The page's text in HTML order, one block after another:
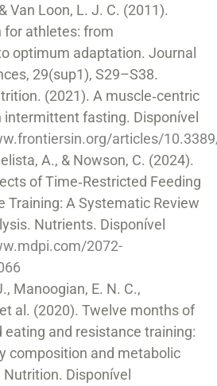
Van Loon, L. J. C. (2011).
for athletes: from
optimum adaptation. Journal
29(sup1), S29–S38.
(2021). A muscle‑centric
intermittent fasting. Disponível
articles/
A., & Nowson, C. (2024).
of Time‑Restricted Feeding
Training: A Systematic Review
Nutrients. Disponível
2072-
Manoogian, E. N. C.,
al. (2020). Twelve months of
eating and resistance training:
composition and metabolic
Nutrition. Disponível